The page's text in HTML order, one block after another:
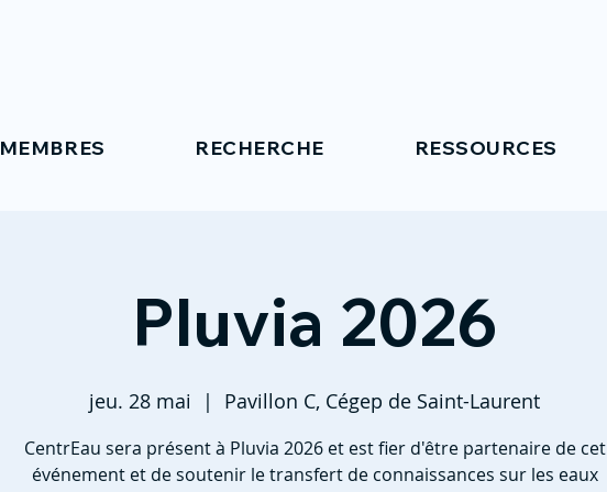
MEMBRES RECHERCHE RESSOURCES
Pluvia 2026
jeu. 28 mai
  |
Pavillon C, Cégep de Saint-Laurent
CentrEau sera présent à Pluvia 2026 et est fier d'être partenaire de cet
événement et de soutenir le transfert de connaissances sur les eaux